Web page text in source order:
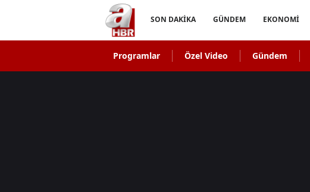
SON DAKİKA GÜNDEM EKONOMİ
Programlar Özel Video Gündem